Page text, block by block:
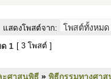
แสดงโพสต์จาก:
ด 1 [ 3 โพสต์ ]
ะศาสนพิธี » พิธีกรรมทางศา